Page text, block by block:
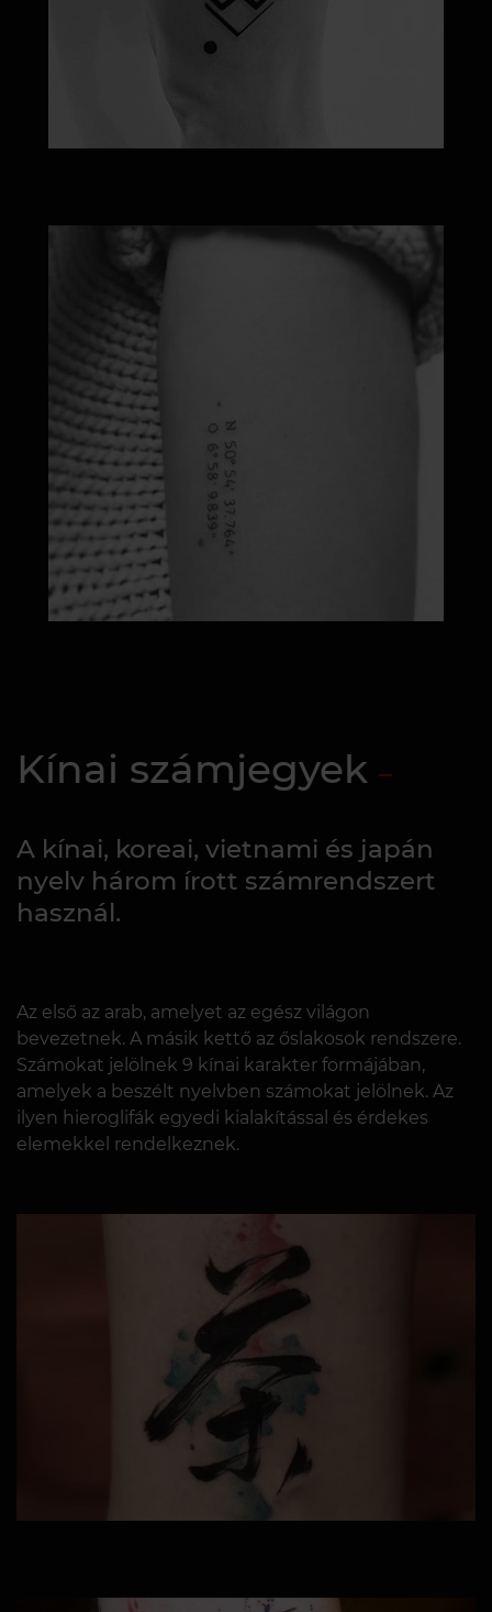
Kínai számjegyek
A kínai, koreai, vietnami és japán
nyelv három írott számrendszert
használ.
Az első az arab, amelyet az egész világon
bevezetnek. A másik kettő az őslakosok rendszere.
Számokat jelölnek 9 kínai karakter formájában,
amelyek a beszélt nyelvben számokat jelölnek. Az
ilyen hieroglifák egyedi kialakítással és érdekes
elemekkel rendelkeznek.